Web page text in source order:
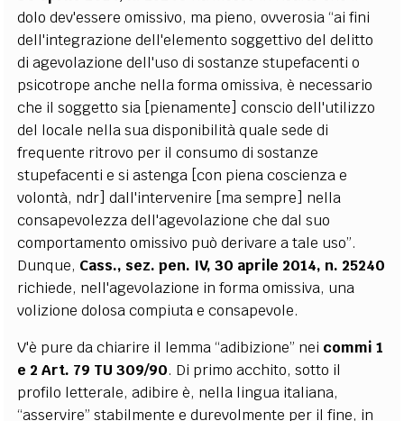
dolo dev'essere omissivo, ma pieno, ovverosia “ai fini
dell'integrazione dell'elemento soggettivo del delitto
di agevolazione dell'uso di sostanze stupefacenti o
psicotrope anche nella forma omissiva, è necessario
che il soggetto sia [pienamente] conscio dell'utilizzo
del locale nella sua disponibilità quale sede di
frequente ritrovo per il consumo di sostanze
stupefacenti e si astenga [con piena coscienza e
volontà, ndr] dall'intervenire [ma sempre] nella
consapevolezza dell'agevolazione che dal suo
comportamento omissivo può derivare a tale uso”.
Dunque, Cass., sez. pen. IV, 30 aprile 2014, n. 25240
richiede, nell'agevolazione in forma omissiva, una
volizione dolosa compiuta e consapevole.
V'è pure da chiarire il lemma “adibizione” nei commi 1
e 2 Art. 79 TU 309/90. Di primo acchito, sotto il
profilo letterale, adibire è, nella lingua italiana,
“asservire” stabilmente e durevolmente per il fine, in